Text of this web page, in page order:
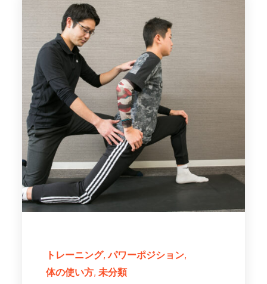
トレーニング パワーポジション
体の使い方 未分類